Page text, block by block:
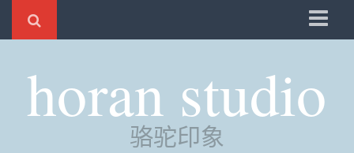
时光
评分
horan studio
骆驼印象